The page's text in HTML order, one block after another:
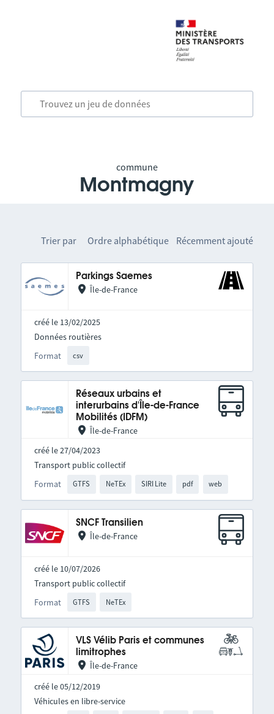
commune
Montmagny
Trier par Ordre alphabétique Récemment ajouté
Parkings Saemes
Île-de-France
créé le 13/02/2025
Format csv
Données routières
Réseaux urbains et
interurbains d'Île-de-France
Mobilités (IDFM)
Île-de-France
créé le 27/04/2023
Format GTFS NeTEx SIRI Lite pdf web
Transport public collectif
SNCF Transilien
Île-de-France
créé le 10/07/2026
Format GTFS NeTEx
Transport public collectif
VLS Vélib Paris et communes
limitrophes
Île-de-France
créé le 05/12/2019
Véhicules en libre-service